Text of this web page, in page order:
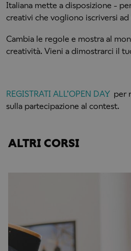
Italiana mette a disposizione -
creativi che vogliono iscriversi
Cambia le regole e mostra al
creatività. Vieni a dimostrarci il
REGISTRATI ALL’OPEN DAYper
sulla partecipazione al contest.
ALTRI CORSI